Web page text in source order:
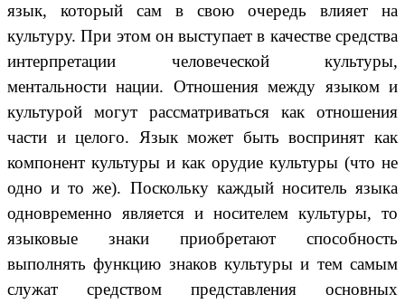
язык, который сам в свою очередь влияет на
культуру. При этом он выступает в качестве средства
интерпретации человеческой культуры,
ментальности нации. Отношения между языком и
культурой могут рассматриваться как отношения
части и целого. Язык может быть воспринят как
компонент культуры и как орудие культуры (что не
одно и то же). Поскольку каждый носитель языка
одновременно является и носителем культуры, то
языковые знаки приобретают способность
выполнять функцию знаков культуры и тем самым
служат средством представления основных